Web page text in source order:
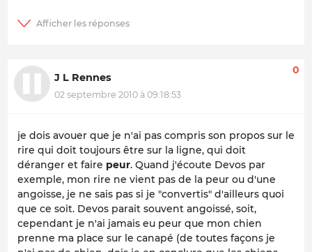
J L Rennes
02 septembre 2010 à 09:18:53
0
je dois avouer que je n'ai pas compris son propos sur le
rire qui doit toujours être sur la ligne, qui doit
déranger et faire peur. Quand j'écoute Devos par
exemple, mon rire ne vient pas de la peur ou d'une
angoisse, je ne sais pas si je "convertis" d'ailleurs quoi
que ce soit. Devos parait souvent angoissé, soit,
cependant je n'ai jamais eu peur que mon chien
prenne ma place sur le canapé (de toutes façons je